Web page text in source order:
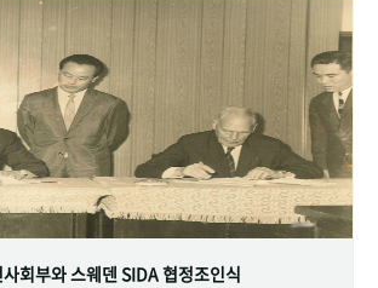
회부와 스웨덴 SIDA 협정조인식